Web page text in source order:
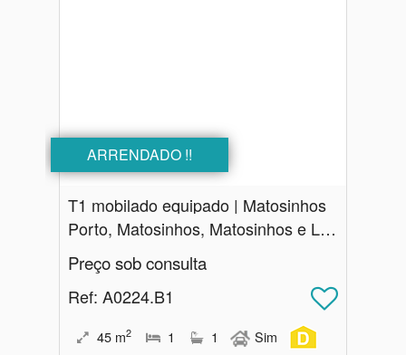
ARRENDADO !!
T1 mobilado equipado | Matosinhos
Porto, Matosinhos, Matosinhos e Leça da Palmeira
Preço sob consulta
Ref: A0224.B1
45 m2 1 1 Sim